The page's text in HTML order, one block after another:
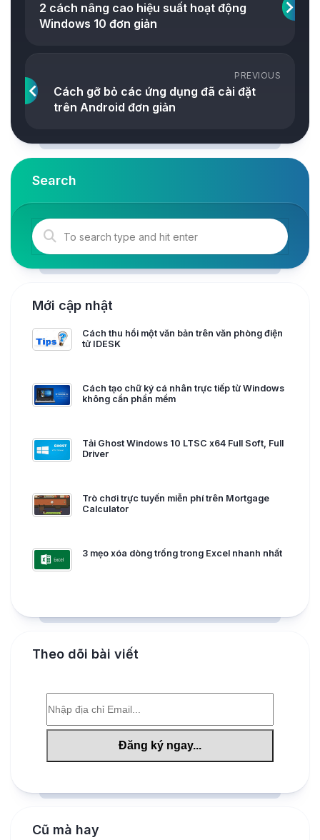
2 cách nâng cao hiệu suất hoạt động
Windows 10 đơn giản
PREVIOUS
Cách gỡ bỏ các ứng dụng đã cài đặt
trên Android đơn giản
Search
Mới cập nhật
Cách thu hồi một văn bản trên văn phòng điện
tử IDESK
Cách tạo chữ ký cá nhân trực tiếp từ Windows
không cần phần mềm
Tải Ghost Windows 10 LTSC x64 Full Soft, Full
Driver
Trò chơi trực tuyến miễn phí trên Mortgage
Calculator
3 mẹo xóa dòng trống trong Excel nhanh nhất
Theo dõi bài viết
Cũ mà hay